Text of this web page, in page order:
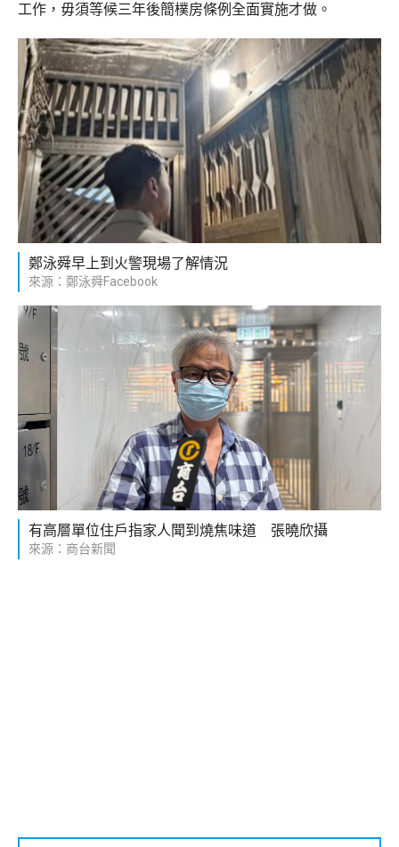
工作，毋須等候三年後簡樸房條例全面實施才做。
鄭泳舜早上到火警現場了解情況
來源：鄭泳舜Facebook
有高層單位住戶指家人聞到燒焦味道 張曉欣攝
來源：商台新聞